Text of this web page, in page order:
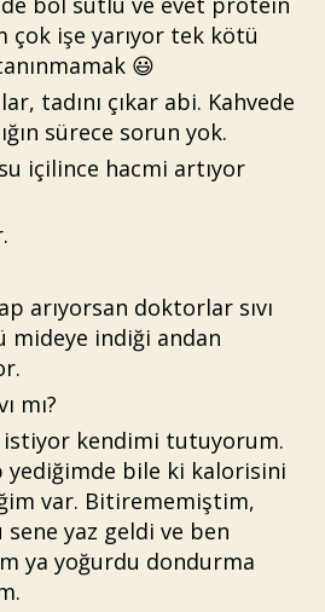
çok işe yarıyor tek kötü
😃
tadını çıkar abi. Kahvede
sürece sorun yok.
içilince hacmi artıyor
arıyorsan doktorlar sıvı
mideye indiği andan
mı?
istiyor kendimi tutuyorum.
yediğimde bile ki kalorisini
var. Bitirememiştim,
sene yaz geldi ve ben
ya yoğurdu dondurma